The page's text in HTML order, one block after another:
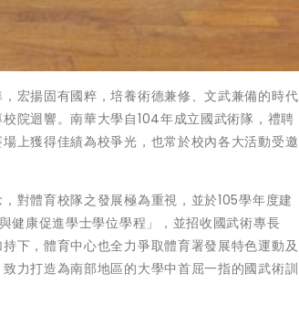
宏揚固有國粹，培養術德兼修、文武兼備的時代
院迴響。南華大學自104年成立國武術隊，禮聘
上獲得佳績為校爭光，也常於校內各大活動受邀
對體育校隊之發展極為重視，並於105學年度建
健康促進學士學位學程」，並招收國武術專長
下，體育中心也全力爭取體育署發展特色運動及
力打造為南部地區的大學中首屈一指的國武術訓